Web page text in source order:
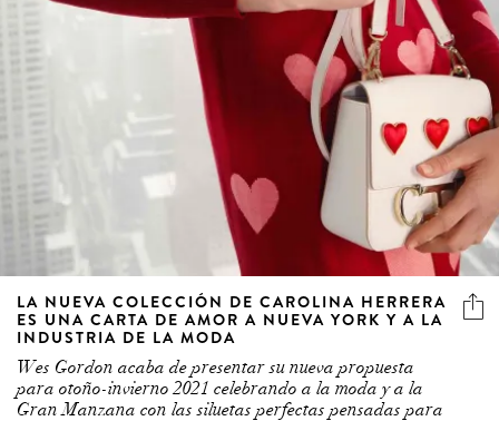
LA NUEVA COLECCIÓN DE CAROLINA HERRERA
ES UNA CARTA DE AMOR A NUEVA YORK Y A LA
INDUSTRIA DE LA MODA
Wes Gordon acaba de presentar su nueva propuesta
para otoño-invierno 2021 celebrando a la moda y a la
Gran Manzana con las siluetas perfectas pensadas para
la mujer actual.